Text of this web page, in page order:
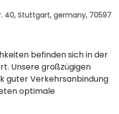
40, Stuttgart, germany, 70597
befinden sich in der
Unsere großzügigen
guter Verkehrsanbindung
optimale